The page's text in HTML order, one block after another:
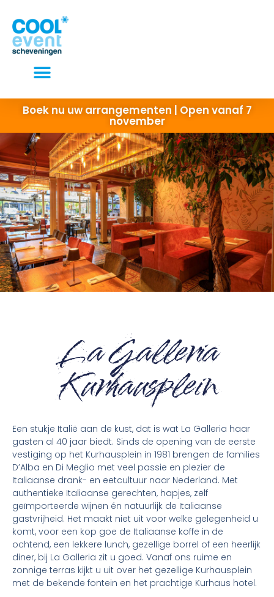
Elke dag open van 10 tot 22 uur
Boek nu uw arrangementen | Open vanaf 7
november
La Galleria
Kurhausplein
Een stukje Italië aan de kust, dat is wat La Galleria haar
gasten al 40 jaar biedt. Sinds de opening van de eerste
vestiging op het Kurhausplein in 1981 brengen de families
D’Alba en Di Meglio met veel passie en plezier de
Italiaanse drank- en eetcultuur naar Nederland. Met
authentieke Italiaanse gerechten, hapjes, zelf
geïmporteerde wijnen én natuurlijk de Italiaanse
gastvrijheid. Het maakt niet uit voor welke gelegenheid u
komt, voor een kop goe de Italiaanse koffe in de
ochtend, een lekkere lunch, gezellige borrel of een heerlijk
diner, bij La Galleria zit u goed. Vanaf ons ruime en
zonnige terras kijkt u uit over het gezellige Kurhausplein
met de bekende fontein en het prachtige Kurhaus hotel.